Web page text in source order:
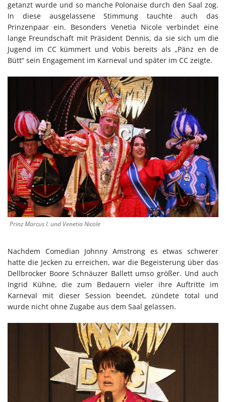
getanzt wurde und so manche Polonaise durch den Saal zog.
In diese ausgelassene Stimmung tauchte auch das
Prinzenpaar ein. Besonders Venetia Nicole verbindet eine
lange Freundschaft mit Präsident Dennis, da sie sich um die
Jugend im CC kümmert und Vobis bereits als „Pänz en de
Bütt“ sein Engagement im Karneval und später im CC zeigte.
Prinz Marcus I. und Venetia Nicole
Nachdem Comedian Johnny Amstrong es etwas schwerer
hatte die Jecken zu erreichen, war die Begeisterung über das
Dellbrocker Boore Schnäuzer Ballett umso größer. Und auch
Ingrid Kühne, die zum Bedauern vieler ihre Auftritte im
Karneval mit dieser Session beendet, zündete total und
wurde nicht ohne Zugabe aus dem Saal gelassen.